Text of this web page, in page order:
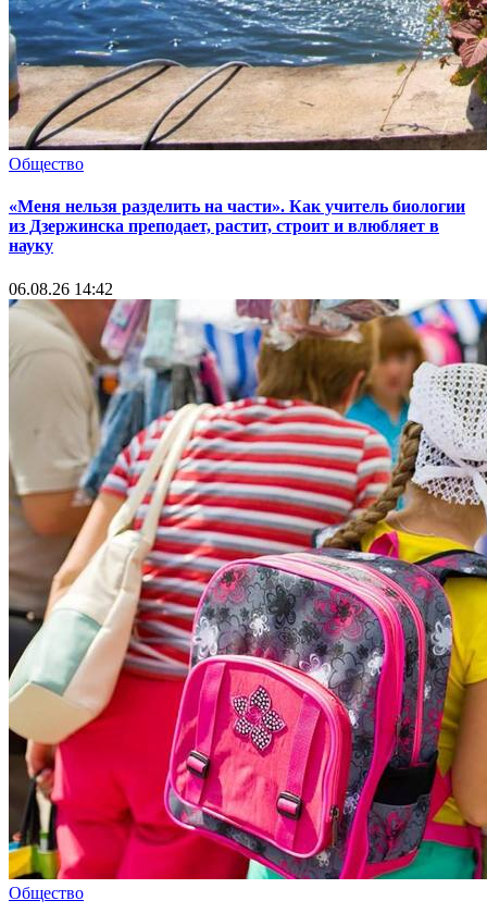
Общество
«Меня нельзя разделить на части». Как учитель биологии
из Дзержинска преподает, растит, строит и влюбляет в
науку
06.08.26 14:42
Общество